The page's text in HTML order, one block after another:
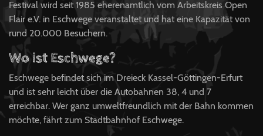
Festival wird seit 1985 eherenamtlich vom Arbeitskreis Open
Flair e.V. in Eschwege veranstaltet und hat eine Kapazität von
rund 20.000 Besuchern.
Wo ist Eschwege?
Eschwege befindet sich im Dreieck Kassel-Göttingen-Erfurt
und ist sehr leicht über die Autobahnen 38, 4 und 7
erreichbar. Wer ganz umweltfreundlich mit der Bahn kommen
möchte, fährt zum Stadtbahnhof Eschwege.